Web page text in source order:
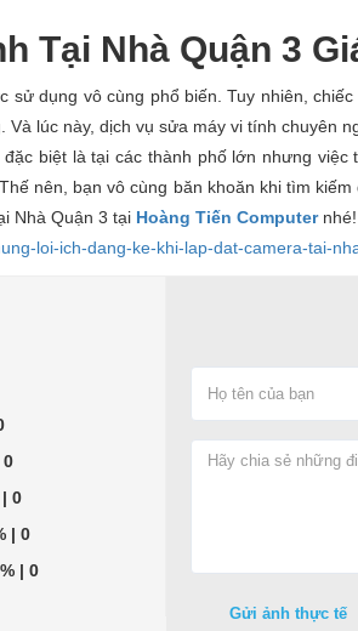
Tại Nhà Quận 3
sử dụng vô cùng phổ biến. Tuy nhiên,
lúc này, dịch vụ sửa máy vi tính chuyên
biệt là tại các thành phố lớn nhưng
nên, bạn vô cùng băn khoăn khi tìm
Nhà Quận 3 tại Hoàng Tiến Computer nhé!
loi-ich-dang-ke-khi-lap-dat-camera-tai-
0
| 0
| 0
| 0
Gửi ảnh thực tế